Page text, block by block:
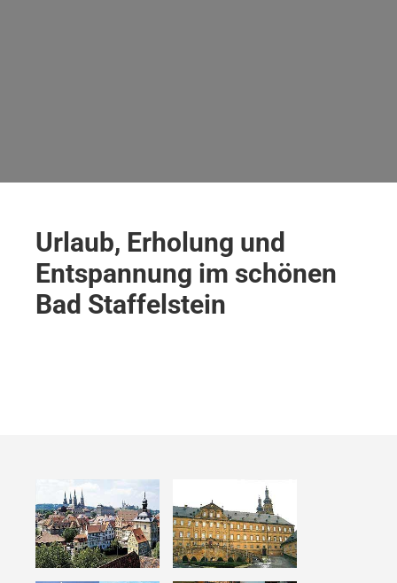
Urlaub, Erholung und
Entspannung im schönen
Bad Staffelstein